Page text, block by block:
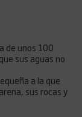
de unos 100
sus aguas no
a la que
sus rocas y